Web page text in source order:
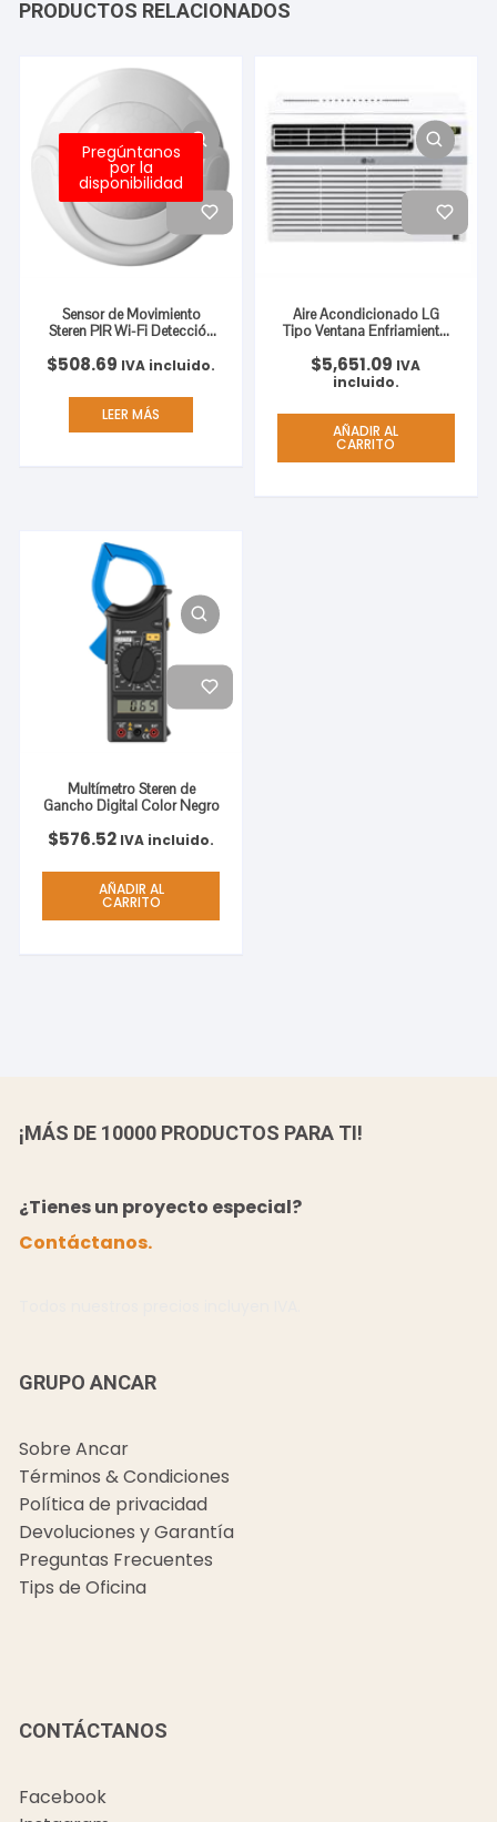
PRODUCTOS RELACIONADOS
Pregúntanos
por la
disponibilidad
Sensor de Movimiento
Steren PIR Wi-Fi Detección
$508.69 IVA incluido.
LEER MÁS
Aire Acondicionado LG
Tipo Ventana Enfriamiento
Color Blanco
$5,651.09 IVA
incluido.
AÑADIR AL
CARRITO
Multímetro Steren de
Gancho Digital Color Negro
$576.52 IVA incluido.
AÑADIR AL
CARRITO
¡MÁS DE 10000 PRODUCTOS PARA TI!
¿Tienes un proyecto especial?
Contáctanos.
GRUPO ANCAR
Sobre Ancar
Términos & Condiciones
Política de privacidad
Devoluciones y Garantía
Preguntas Frecuentes
Tips de Oficina
CONTÁCTANOS
Facebook